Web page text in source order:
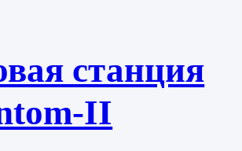
станция
II